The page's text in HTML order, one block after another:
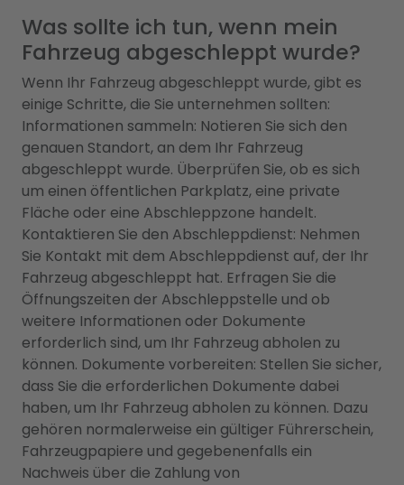
Was sollte ich tun, wenn mein
Fahrzeug abgeschleppt wurde?
Wenn Ihr Fahrzeug abgeschleppt wurde, gibt es
einige Schritte, die Sie unternehmen sollten:
Informationen sammeln: Notieren Sie sich den
genauen Standort, an dem Ihr Fahrzeug
abgeschleppt wurde. Überprüfen Sie, ob es sich
um einen öffentlichen Parkplatz, eine private
Fläche oder eine Abschleppzone handelt.
Kontaktieren Sie den Abschleppdienst: Nehmen
Sie Kontakt mit dem Abschleppdienst auf, der Ihr
Fahrzeug abgeschleppt hat. Erfragen Sie die
Öffnungszeiten der Abschleppstelle und ob
weitere Informationen oder Dokumente
erforderlich sind, um Ihr Fahrzeug abholen zu
können. Dokumente vorbereiten: Stellen Sie sicher,
dass Sie die erforderlichen Dokumente dabei
haben, um Ihr Fahrzeug abholen zu können. Dazu
gehören normalerweise ein gültiger Führerschein,
Fahrzeugpapiere und gegebenenfalls ein
Nachweis über die Zahlung von